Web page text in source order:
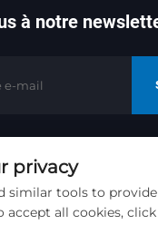
à notre
par Jinan
Machinery
de
privacy
similar tools to
all cookies, click